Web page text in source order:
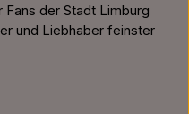
Fans der Stadt Limburg
und Liebhaber feinster